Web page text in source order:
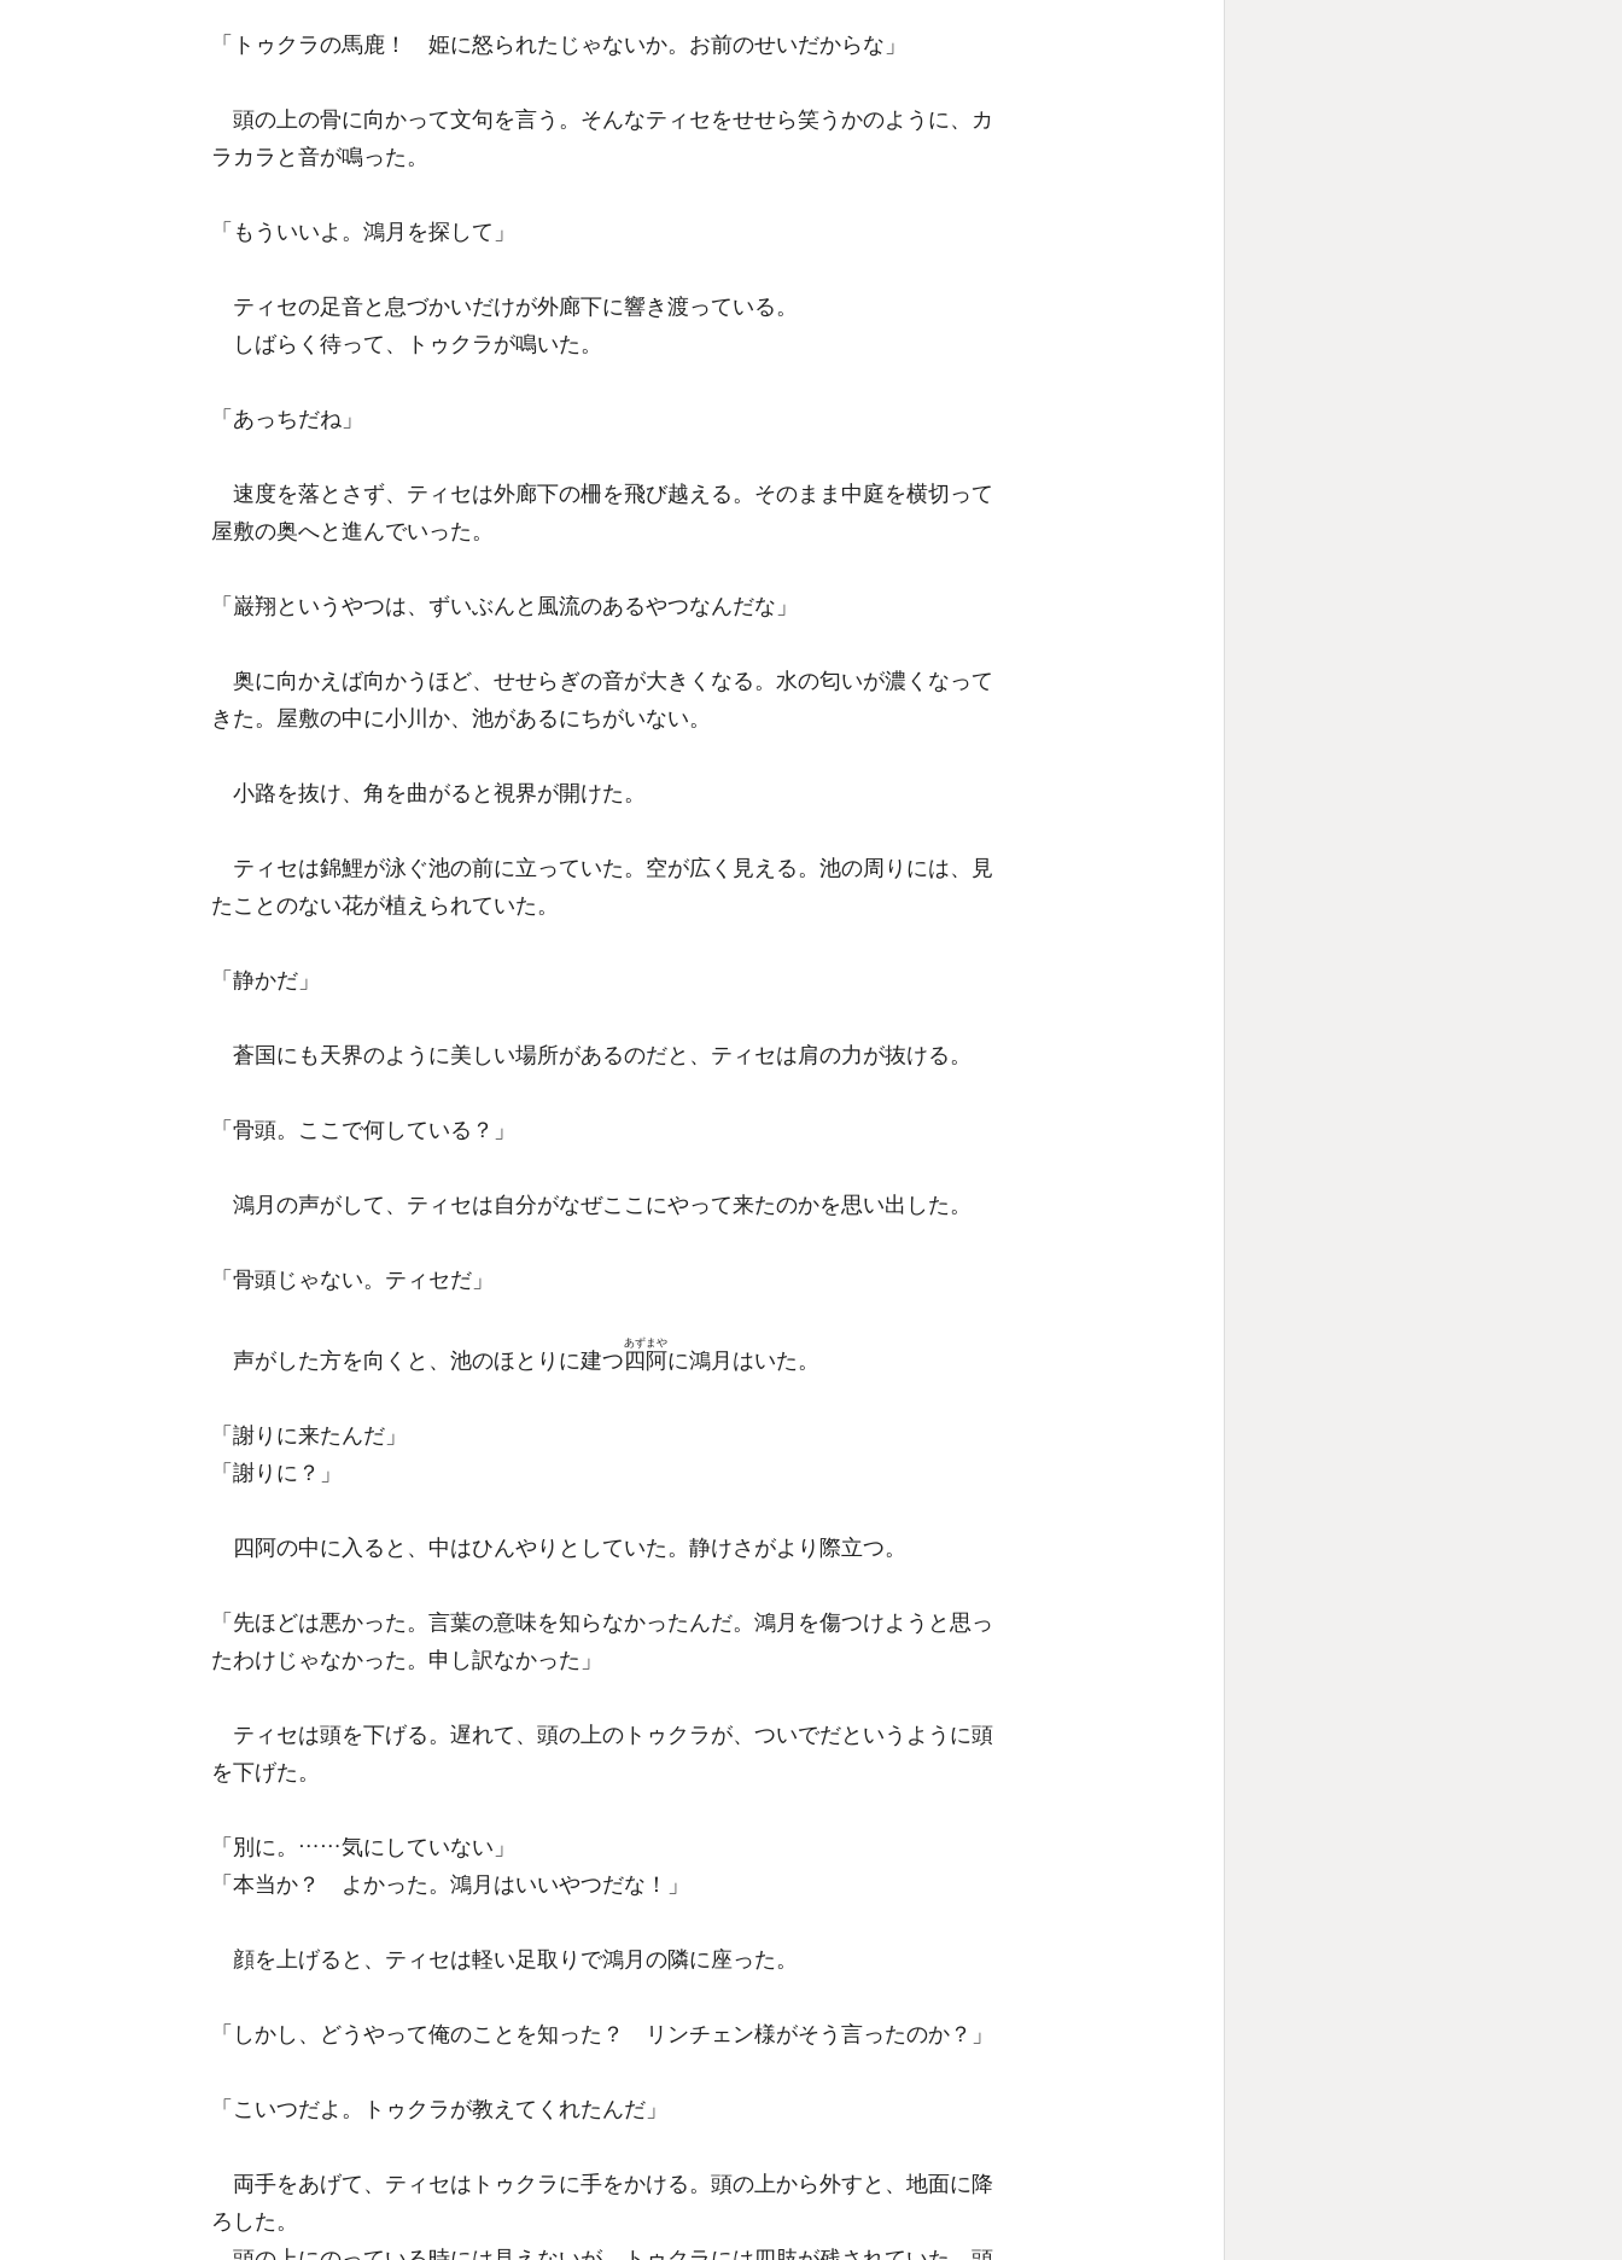
「トゥクラの馬鹿！ 姫に怒られたじゃないか。お前のせいだからな」
頭の上の骨に向かって文句を言う。そんなティセをせせら笑うかのように、カ
ラカラと音が鳴った。
「もういいよ。鴻月を探して」
ティセの足音と息づかいだけが外廊下に響き渡っている。
しばらく待って、トゥクラが鳴いた。
「あっちだね」
速度を落とさず、ティセは外廊下の柵を飛び越える。そのまま中庭を横切って
屋敷の奥へと進んでいった。
「巌翔というやつは、ずいぶんと風流のあるやつなんだな」
奥に向かえば向かうほど、せせらぎの音が大きくなる。水の匂いが濃くなって
きた。屋敷の中に小川か、池があるにちがいない。
小路を抜け、角を曲がると視界が開けた。
ティセは錦鯉が泳ぐ池の前に立っていた。空が広く見える。池の周りには、見
たことのない花が植えられていた。
「静かだ」
蒼国にも天界のように美しい場所があるのだと、ティセは肩の力が抜ける。
「骨頭。ここで何している？」
鴻月の声がして、ティセは自分がなぜここにやって来たのかを思い出した。
「骨頭じゃない。ティセだ」
声がした方を向くと、池のほとりに建つ 四阿
あずまや
に鴻月はいた。
「謝りに来たんだ」
「謝りに？」
四阿の中に入ると、中はひんやりとしていた。静けさがより際立つ。
「先ほどは悪かった。言葉の意味を知らなかったんだ。鴻月を傷つけようと思っ
たわけじゃなかった。申し訳なかった」
ティセは頭を下げる。遅れて、頭の上のトゥクラが、ついでだというように頭
を下げた。
「別に。……気にしていない」
「本当か？ よかった。鴻月はいいやつだな！」
顔を上げると、ティセは軽い足取りで鴻月の隣に座った。
「しかし、どうやって俺のことを知った？ リンチェン様がそう言ったのか？」
「こいつだよ。トゥクラが教えてくれたんだ」
両手をあげて、ティセはトゥクラに手をかける。頭の上から外すと、地面に降
ろした。